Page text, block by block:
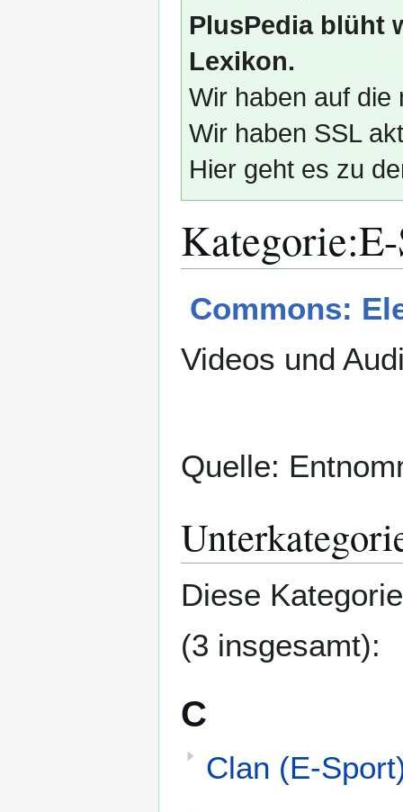
PlusPedia blüht
Lexikon.
Wir haben auf die
Wir haben SSL
Hier geht es zu
Kategorie:
Navigation
Suche
Commons:
Videos und
Quelle:
Diese
(3 insgesamt):
C
Clan (E-